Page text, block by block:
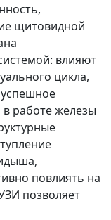
щитовидной
влияют
цикла,
работе железы
повлиять на
позволяет